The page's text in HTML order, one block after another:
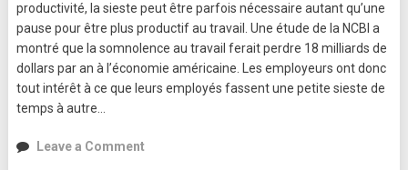
productivité, la sieste peut être parfois nécessaire autant qu’une
pause pour être plus productif au travail. Une étude de la NCBI a
montré que la somnolence au travail ferait perdre 18 milliards de
dollars par an à l’économie américaine. Les employeurs ont donc
tout intérêt à ce que leurs employés fassent une petite sieste de
temps à autre…
Leave a Commenton